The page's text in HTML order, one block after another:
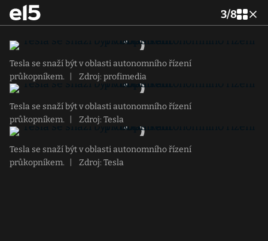
3/8
Tesla se snaží být v oblasti autonomního řízení
průkopníkem.
Zdroj: profimedia
Tesla se snaží být v oblasti autonomního řízení
průkopníkem.
Zdroj: Tesla
Tesla se snaží být v oblasti autonomního řízení
průkopníkem.
Zdroj: Tesla